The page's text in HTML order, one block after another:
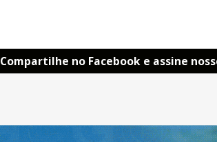
Compartilhe no Facebook e assine